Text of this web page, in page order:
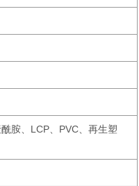
胺、LCP、PVC、再生塑